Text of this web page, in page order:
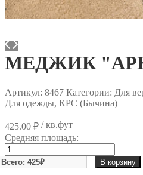
МЕДЖИК
Артикул: 8467 Категории: Для
Для одежды, КРС (Бычина)
425.00 ₽ / кв.фут
Средняя площадь:
Количество
товара
МЕДЖИК
В корзину